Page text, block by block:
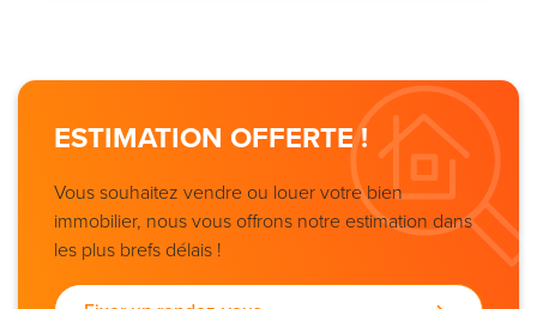
ESTIMATION OFFERTE !
Vous souhaitez vendre ou louer votre bien
immobilier, nous vous offrons notre estimation dans
les plus brefs délais !